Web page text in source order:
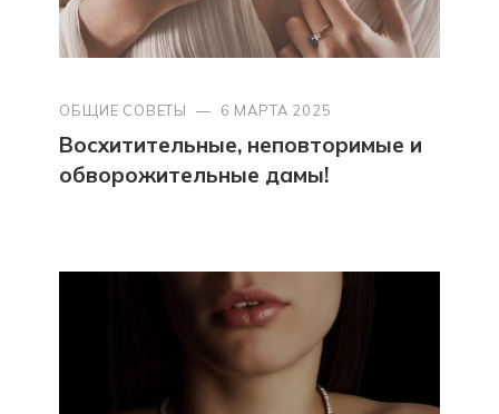
ОБЩИЕ СОВЕТЫ — 6 МАРТА 2025
Восхитительные, неповторимые и
обворожительные дамы!